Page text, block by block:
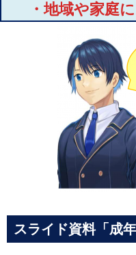
・地域や家庭
スライド資料「成年